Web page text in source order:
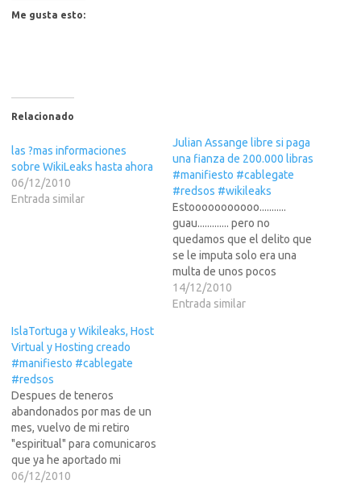
Me gusta esto:
Relacionado
las ?mas informaciones
sobre WikiLeaks hasta ahora
06/12/2010
Entrada similar
Julian Assange libre si paga
una fianza de 200.000 libras
#manifiesto #cablegate
#redsos #wikileaks
Estooooooooooo...........
guau............. pero no
quedamos que el delito que
se le imputa solo era una
multa de unos pocos
euros??? Como se come
esto?La noticia del titular no
14/12/2010
Entrada similar
IslaTortuga y Wikileaks, Host
Virtual y Hosting creado
#manifiesto #cablegate
#redsos
Despues de teneros
abandonados por mas de un
mes, vuelvo de mi retiro
"espiritual" para comunicaros
que ya he aportado mi
granito de arena a Wikileaks
06/12/2010